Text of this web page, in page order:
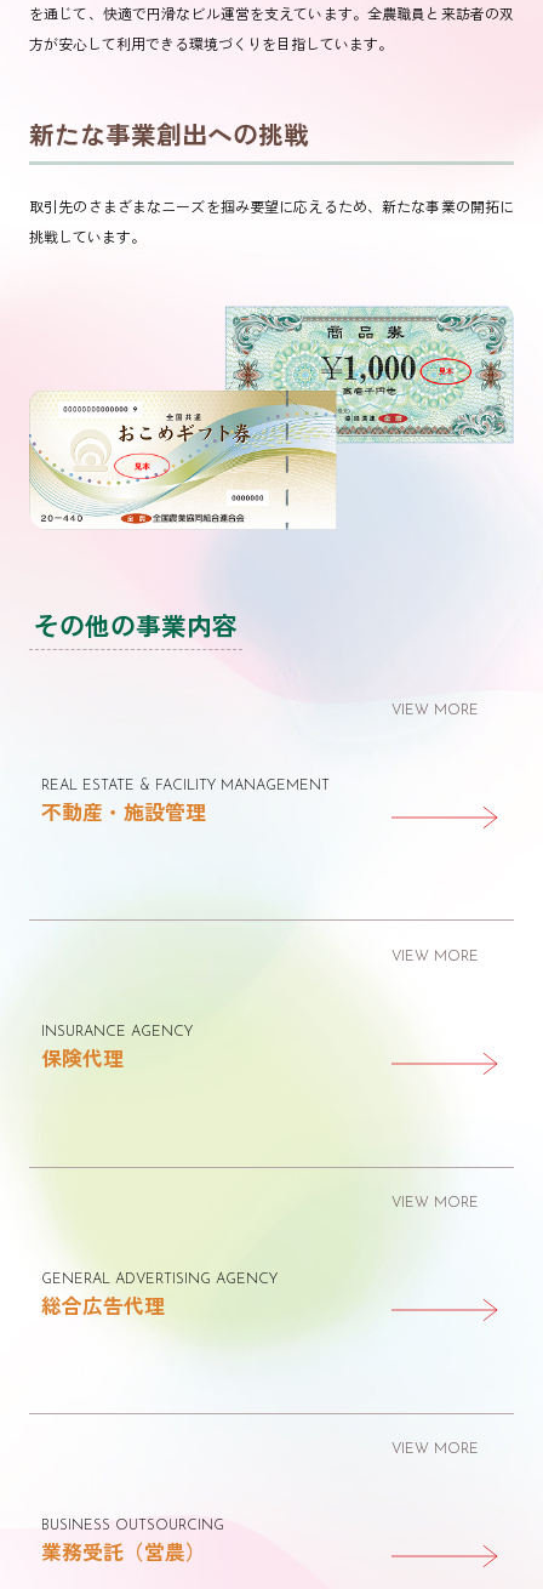
を通じて、快適で円滑なビル運営を支えています。全農職員と来訪者の双
方が安心して利用できる環境づくりを目指しています。
新たな事業創出への挑戦
取引先のさまざまなニーズを掴み要望に応えるため、新たな事業の開拓に
挑戦しています。
その他の事業内容
REAL ESTATE & FACILITY MANAGEMENT
不動産・施設管理
VIEW MORE
INSURANCE AGENCY
保険代理
VIEW MORE
GENERAL ADVERTISING AGENCY
総合広告代理
VIEW MORE
BUSINESS OUTSOURCING
業務受託（営農）
VIEW MORE